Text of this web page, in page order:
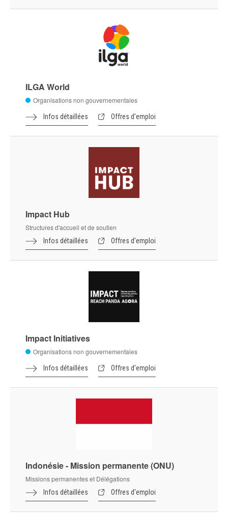
ILGA World
Organisations non gouvernementales
Infos détaillées Offres d'emploi
Impact Hub
Structures d'accueil et de soutien
Infos détaillées Offres d'emploi
Impact Initiatives
Organisations non gouvernementales
Infos détaillées Offres d'emploi
Indonésie - Mission permanente (ONU)
Missions permanentes et Délégations
Infos détaillées Offres d'emploi